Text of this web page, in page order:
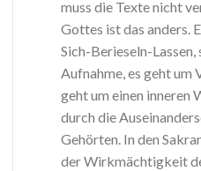
muss die Texte nicht
Gottes ist das anders.
Sich-Berieseln-
Aufnahme, es geht um
geht um einen inneren
durch die
Gehörten. In den
der Wirkmächtigkeit